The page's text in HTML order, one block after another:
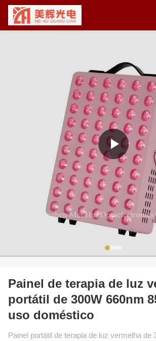
Painel de terapia de luz
portátil de 300W 660nm
uso doméstico
Painel portátil de terapia de luz vermelha de